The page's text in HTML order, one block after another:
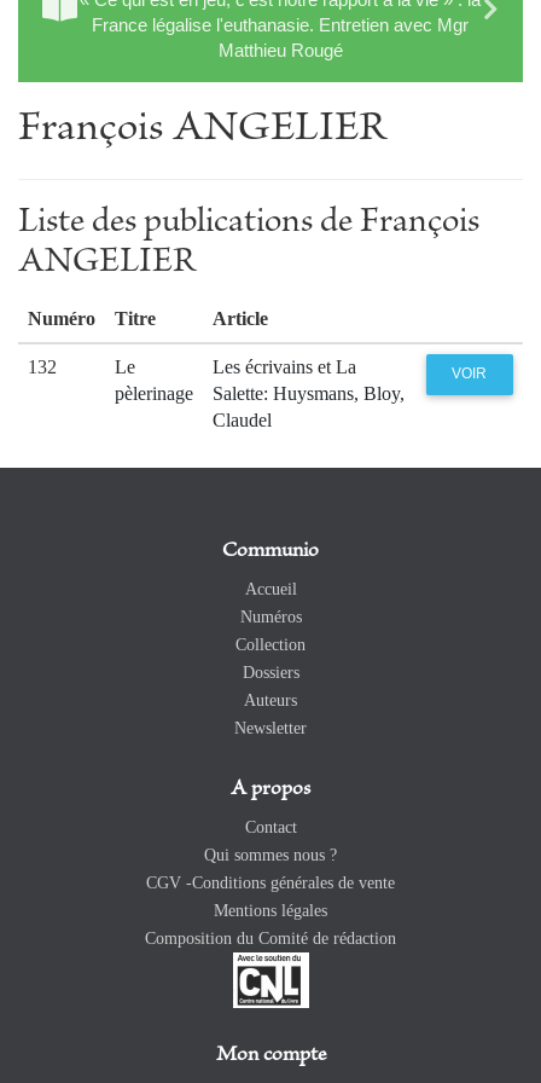
France légalise l'euthanasie. Entretien avec Mgr
Matthieu Rougé
François ANGELIER
Liste des publications de François
ANGELIER
Numéro Titre Article
132
Le
pèlerinage
Les écrivains et La
Salette: Huysmans, Bloy,
Claudel
VOIR
Communio
Accueil
Numéros
Collection
Dossiers
Auteurs
Newsletter
A propos
Contact
Qui sommes nous ?
CGV -Conditions générales de vente
Mentions légales
Composition du Comité de rédaction
Mon compte